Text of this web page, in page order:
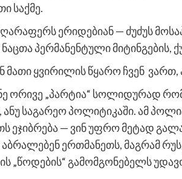
საქმე.
ერიდებიან — ძუძუს
პერმანენტული მიტინგების,
მათი ყვირილის წყარო ჩვენ
ორივე „პარტია“ სოლიდურად
საგარეო პოლიტიკაში. ამ
ეჯიბრება — ვინ უფრო მეტად
ერთმანეთს, მაგრამ
„წოდების“ გამომგონებელს